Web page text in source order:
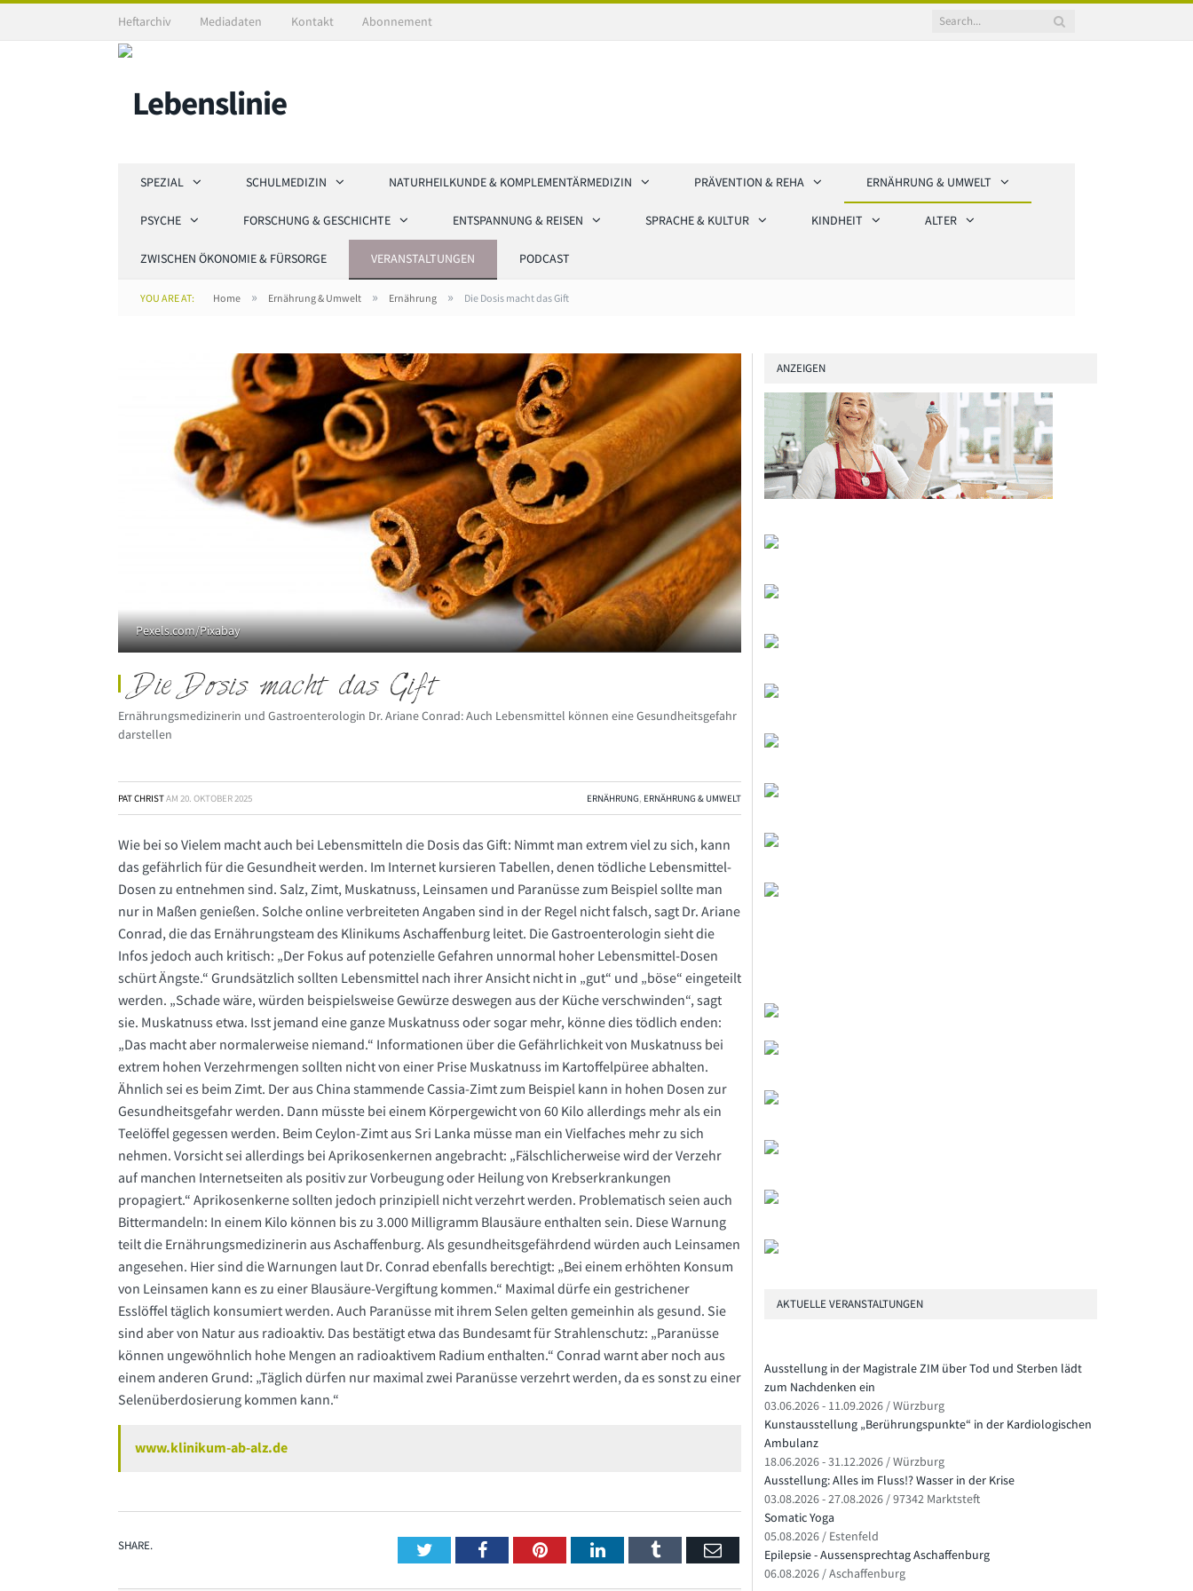
Heftarchiv Mediadaten Kontakt Abonnement
SPEZIAL SCHULMEDIZIN NATURHEILKUNDE & KOMPLEMENTÄRMEDIZIN PRÄVENTION & REHA ERNÄHRUNG & UMWELT
PSYCHE FORSCHUNG & GESCHICHTE ENTSPANNUNG & REISEN SPRACHE & KULTUR KINDHEIT ALTER
ZWISCHEN ÖKONOMIE & FÜRSORGE VERANSTALTUNGEN PODCAST
YOU ARE AT: Home » Ernährung & Umwelt » Ernährung » Die Dosis macht das Gift
Pexels.com/Pixabay
Die Dosis macht das Gift
Ernährungsmedizinerin und Gastroenterologin Dr. Ariane Conrad: Auch Lebensmittel können eine Gesundheitsgefahr
darstellen
PAT CHRISTAM 20. OKTOBER 2025 ERNÄHRUNG, ERNÄHRUNG & UMWELT
Wie bei so Vielem macht auch bei Lebensmitteln die Dosis das Gift: Nimmt man extrem viel zu sich, kann
das gefährlich für die Gesundheit werden. Im Internet kursieren Tabellen, denen tödliche Lebensmittel-
Dosen zu entnehmen sind. Salz, Zimt, Muskatnuss, Leinsamen und Paranüsse zum Beispiel sollte man
nur in Maßen genießen. Solche online verbreiteten Angaben sind in der Regel nicht falsch, sagt Dr. Ariane
Conrad, die das Ernährungsteam des Klinikums Aschaffenburg leitet. Die Gastroenterologin sieht die
Infos jedoch auch kritisch: „Der Fokus auf potenzielle Gefahren unnormal hoher Lebensmittel-Dosen
schürt Ängste.“ Grundsätzlich sollten Lebensmittel nach ihrer Ansicht nicht in „gut“ und „böse“ eingeteilt
werden. „Schade wäre, würden beispielsweise Gewürze deswegen aus der Küche verschwinden“, sagt
sie. Muskatnuss etwa. Isst jemand eine ganze Muskatnuss oder sogar mehr, könne dies tödlich enden:
„Das macht aber normalerweise niemand.“ Informationen über die ­Gefährlichkeit von Muskatnuss bei
extrem hohen Verzehrmengen sollten nicht von einer Prise Muskatnuss im Kartoffelpüree abhalten.
Ähnlich sei es beim Zimt. Der aus China stammende Cassia-Zimt zum Beispiel kann in hohen Dosen zur
Gesundheitsgefahr werden. Dann müsste bei einem Körpergewicht von 60 Kilo allerdings mehr als ein
Teelöffel gegessen werden. Beim Ceylon-Zimt aus Sri Lanka müsse man ein Vielfaches mehr zu sich
nehmen. Vorsicht sei allerdings bei Aprikosenkernen angebracht: „Fälschlicherweise wird der Verzehr
auf manchen Internetseiten als positiv zur Vorbeugung oder Heilung von Krebserkrankungen
propagiert.“ Aprikosenkerne sollten jedoch prinzipiell nicht verzehrt werden. Problematisch seien auch
Bittermandeln: In einem Kilo können bis zu 3.000 Milligramm Blausäure enthalten sein. Diese Warnung
teilt die Ernährungsmedizinerin aus Aschaffenburg. Als gesundheitsgefährdend würden auch Leinsamen
angesehen. Hier sind die Warnungen laut Dr. Conrad ebenfalls berechtigt: „Bei einem erhöhten Konsum
von Leinsamen kann es zu einer Blausäure-Vergiftung kommen.“ Maximal dürfe ein gestrichener
Esslöffel täglich konsumiert werden. Auch Paranüsse mit ihrem Selen gelten gemeinhin als gesund. Sie
sind aber von Natur aus radioaktiv. Das bestätigt etwa das Bundesamt für Strahlenschutz: „Paranüsse
können ungewöhnlich hohe Mengen an radioaktivem Radium enthalten.“ Conrad warnt aber noch aus
einem anderen Grund: „Täglich dürfen nur maximal zwei Paranüsse verzehrt werden, da es sonst zu einer
Selenüberdosierung kommen kann.“
www.klinikum-ab-alz.de
SHARE. TwitterFacebookPinterestLinkedInTumblr Email
ANZEIGEN
AKTUELLE VERANSTALTUNGEN
Ausstellung in der Magistrale ZIM über Tod und Sterben lädt
zum Nachdenken ein
03.06.2026 - 11.09.2026 / Würzburg
Kunstausstellung „Berührungspunkte“ in der Kardiologischen
Ambulanz
18.06.2026 - 31.12.2026 / Würzburg
Ausstellung: Alles im Fluss!? Wasser in der Krise
03.08.2026 - 27.08.2026 / 97342 Marktsteft
Somatic Yoga
05.08.2026 / Estenfeld
Epilepsie - Aussensprechtag Aschaffenburg
06.08.2026 / Aschaffenburg